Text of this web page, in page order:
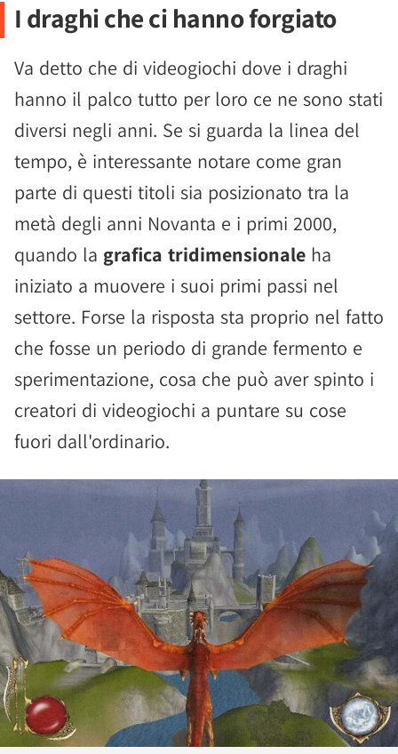
I draghi che ci hanno forgiato
Va detto che di videogiochi dove i draghi
hanno il palco tutto per loro ce ne sono stati
diversi negli anni. Se si guarda la linea del
tempo, è interessante notare come gran
parte di questi titoli sia posizionato tra la
metà degli anni Novanta e i primi 2000,
quando la grafica tridimensionale ha
iniziato a muovere i suoi primi passi nel
settore. Forse la risposta sta proprio nel fatto
che fosse un periodo di grande fermento e
sperimentazione, cosa che può aver spinto i
creatori di videogiochi a puntare su cose
fuori dall'ordinario.